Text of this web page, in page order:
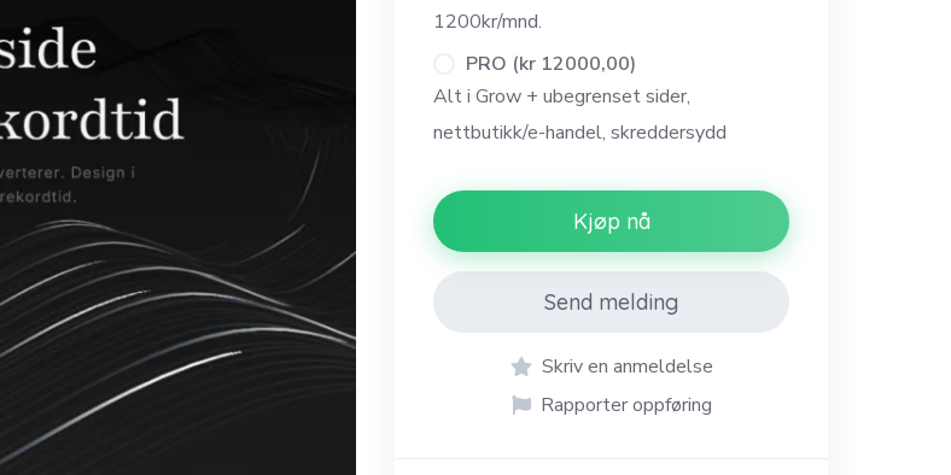
1200kr/mnd.
PRO (kr 12000,00)
Alt i Grow + ubegrenset sider,
nettbutikk/e-handel, skreddersydd
prioritert support. Månedlig vedlikehold:
1999kr/mnd.
Kjøp nå
Send melding
Skriv en anmeldelse
Rapporter oppføring